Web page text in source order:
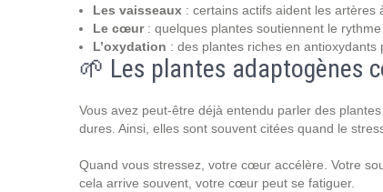
Les vaisseaux : certains actifs aident les artères
Le cœur: quelques plantes soutiennent le rythme
L’oxydation : des plantes riches en antioxydants
🌱 Les plantes adaptogènes
Vous avez peut-être déjà entendu parler des
dures. Ainsi, elles sont souvent citées quand le
Quand vous stressez, votre cœur accélère. Votre
cela arrive souvent, votre cœur peut se fatiguer.